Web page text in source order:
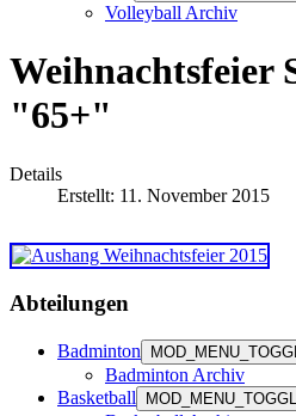
Volleyball Archiv
Weihnachtsfeier
"65+"
Details
Erstellt: 11. November 2015
Abteilungen
Badminton
Badminton Archiv
Basketball